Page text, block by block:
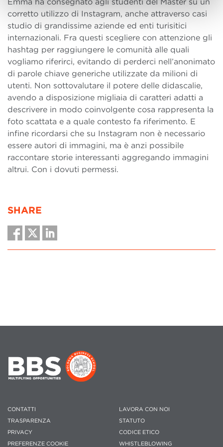
corretto utilizzo di Instagram, anche attraverso casi
studio di grandissime aziende ed enti turisitici
internazionali. Fra questi scegliere con attenzione gli
hashtag per raggiungere le comunità alle quali
vogliamo riferirci, evitando di perderci nell’anonimato
di parole chiave generiche utilizzate da milioni di
utenti. Non sottovalutare il potere delle didascalie,
avendo a disposizione migliaia di caratteri adatti a
descrivere in modo coinvolgente cosa rappresenta la
foto scattata e a quale contesto fa riferimento. E
infine ricordarsi che su Instagram non è necessario
essere autori di immagini, ma è anzi possibile
raccontare storie interessanti aggregando immagini
altrui. Con i dovuti permessi.
SHARE
CONTATTI
TRASPARENZA
PRIVACY
PREFERENZE COOKIE
LAVORA CON NOI
STATUTO
CODICE ETICO
WHISTLEBLOWING